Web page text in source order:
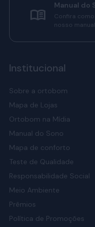
Manual do
Confira
nosso manual.
Institucional
Sobre a ortobom
Mapa de Lojas
Ortobom na Mídia
Manual do Sono
Mapa de conforto
Teste de Qualidade
Responsabilidade Social
Meio Ambiente
Prêmios
Política de Promoções